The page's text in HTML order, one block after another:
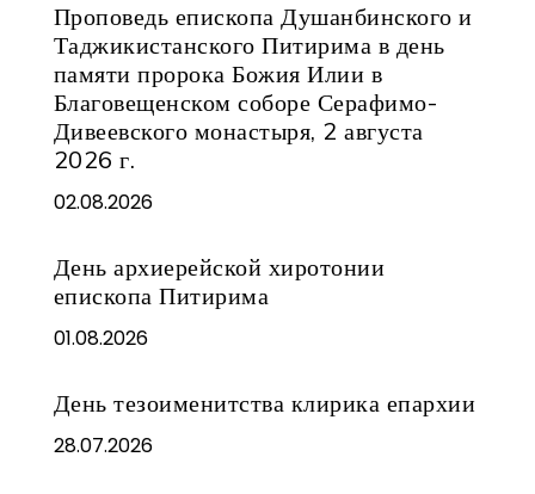
Проповедь епископа Душанбинского и
Таджикистанского Питирима в день
памяти пророка Божия Илии в
Благовещенском соборе Серафимо-
Дивеевского монастыря, 2 августа
2026 г.
02.08.2026
День архиерейской хиротонии
епископа Питирима
01.08.2026
День тезоименитства клирика епархии
28.07.2026